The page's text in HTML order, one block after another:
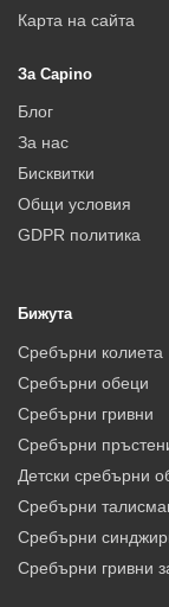
Карта на сайта
За Capino
Блог
За нас
Бисквитки
Общи условия
GDPR политика
Бижута
Сребърни колиета
Сребърни обеци
Сребърни гривни
Сребърни
Детски сребърни
Сребърни
Сребърни
Сребърни гривни